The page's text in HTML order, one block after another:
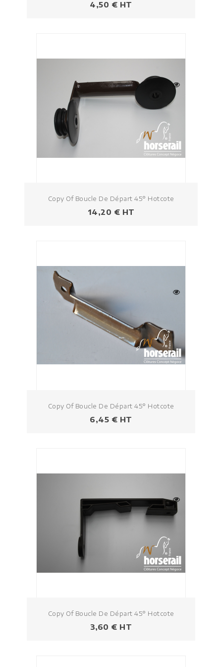
Prezzo
4,50 € HT
Copy Of Boucle De Départ 45° Hotcote
Prezzo
14,20 € HT
Copy Of Boucle De Départ 45° Hotcote
Prezzo
6,45 € HT
Copy Of Boucle De Départ 45° Hotcote
Prezzo
3,60 € HT